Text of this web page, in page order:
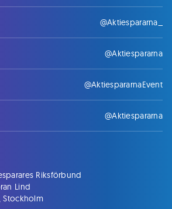
@Aktiespararna_
@Aktiespararna
@AktiespararnaEvent
@Aktiespararna
Riksförbund
Lind
Stockholm